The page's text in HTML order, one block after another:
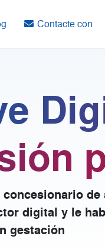
Contacte con
digital y le
gestación